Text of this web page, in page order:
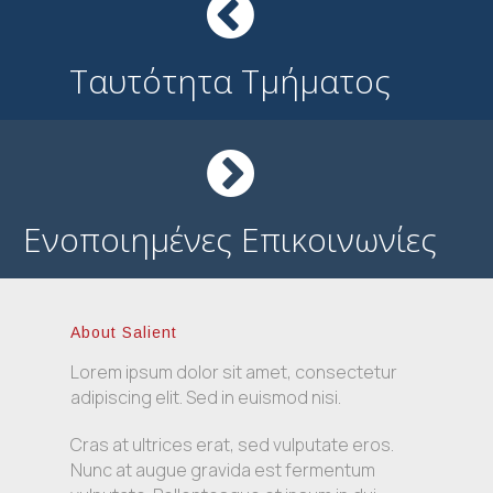
Ταυτότητα Τμήματος
Ενοποιημένες Επικοινωνίες
About Salient
Lorem ipsum dolor sit amet, consectetur
adipiscing elit. Sed in euismod nisi.
Cras at ultrices erat, sed vulputate eros.
Nunc at augue gravida est fermentum